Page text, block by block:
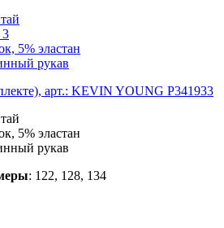
3
5% эластан
рукав
арт.: KEVIN YOUNG P341933
5% эластан
рукав
: 122, 128, 134